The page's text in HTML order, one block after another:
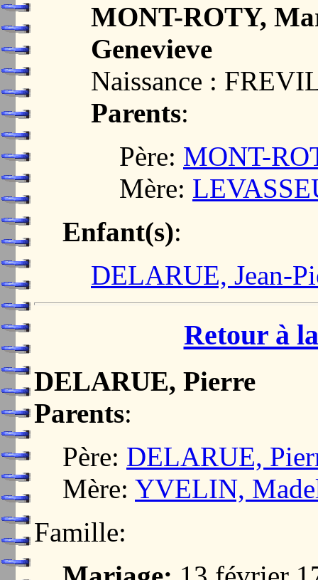
MONT-ROTY,
Genevieve
Naissance :
Parents:
Père: MONT-
Mère:
Enfant(s):
DELARUE, Jean-
Retour à
DELARUE, Pierre
Parents:
Père: DELARUE,
Mère: YVELIN,
Famille: